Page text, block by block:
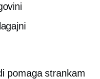
pomaga strankam